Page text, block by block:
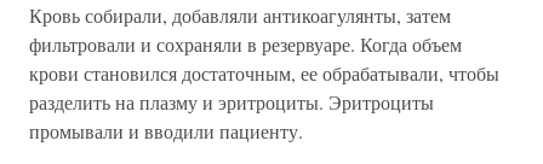
Кровь собирали, добавляли антикоагулянты, затем
фильтровали и сохраняли в резервуаре. Когда объем
крови становился достаточным, ее обрабатывали, чтобы
разделить на плазму и эритроциты. Эритроциты
промывали и вводили пациенту.